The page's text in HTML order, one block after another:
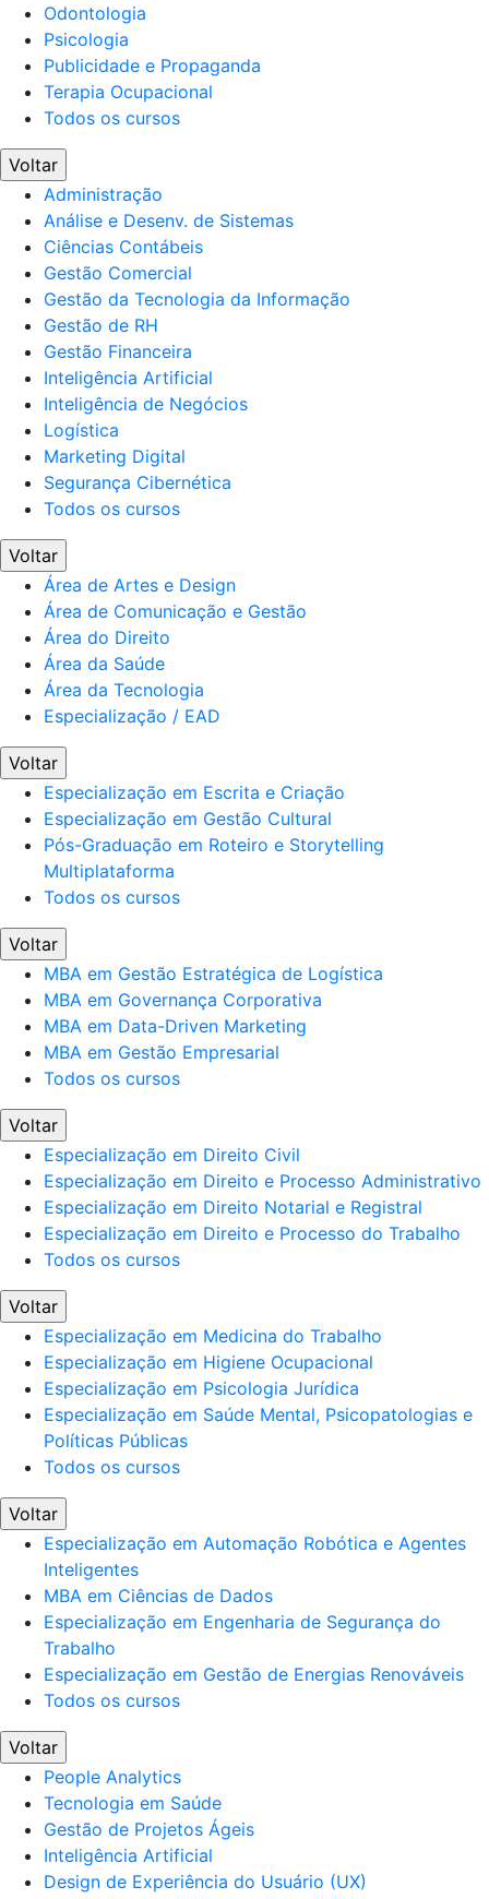
Odontologia
Psicologia
Publicidade e Propaganda
Terapia Ocupacional
Todos os cursos
Voltar
Administração
Análise e Desenv. de Sistemas
Ciências Contábeis
Gestão Comercial
Gestão da Tecnologia da Informação
Gestão de RH
Gestão Financeira
Inteligência Artificial
Inteligência de Negócios
Logística
Marketing Digital
Segurança Cibernética
Todos os cursos
Voltar
Área de Artes e Design
Área de Comunicação e Gestão
Área do Direito
Área da Saúde
Área da Tecnologia
Especialização / EAD
Voltar
Especialização em Escrita e Criação
Especialização em Gestão Cultural
Pós-Graduação em Roteiro e Storytelling
Multiplataforma
Todos os cursos
Voltar
MBA em Gestão Estratégica de Logística
MBA em Governança Corporativa
MBA em Data-Driven Marketing
MBA em Gestão Empresarial
Todos os cursos
Voltar
Especialização em Direito Civil
Especialização em Direito e Processo Administrativo
Especialização em Direito Notarial e Registral
Especialização em Direito e Processo do Trabalho
Todos os cursos
Voltar
Especialização em Medicina do Trabalho
Especialização em Higiene Ocupacional
Especialização em Psicologia Jurídica
Especialização em Saúde Mental, Psicopatologias e
Políticas Públicas
Todos os cursos
Voltar
Especialização em Automação Robótica e Agentes
Inteligentes
MBA em Ciências de Dados
Especialização em Engenharia de Segurança do
Trabalho
Especialização em Gestão de Energias Renováveis
Todos os cursos
Voltar
People Analytics
Tecnologia em Saúde
Gestão de Projetos Ágeis
Inteligência Artificial
Design de Experiência do Usuário (UX)